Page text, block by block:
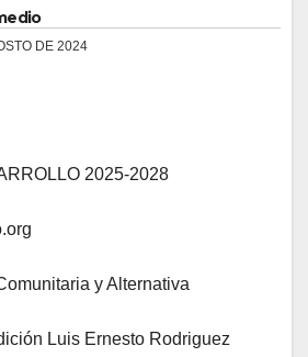
DE 2024
2025-2028
y Alternativa
Luis Ernesto Rodriguez